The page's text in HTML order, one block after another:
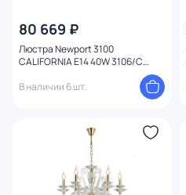
80 669 ₽
Люстра Newport 3100
CALIFORNIA E14 40W 3106/C
В наличии 6 шт.